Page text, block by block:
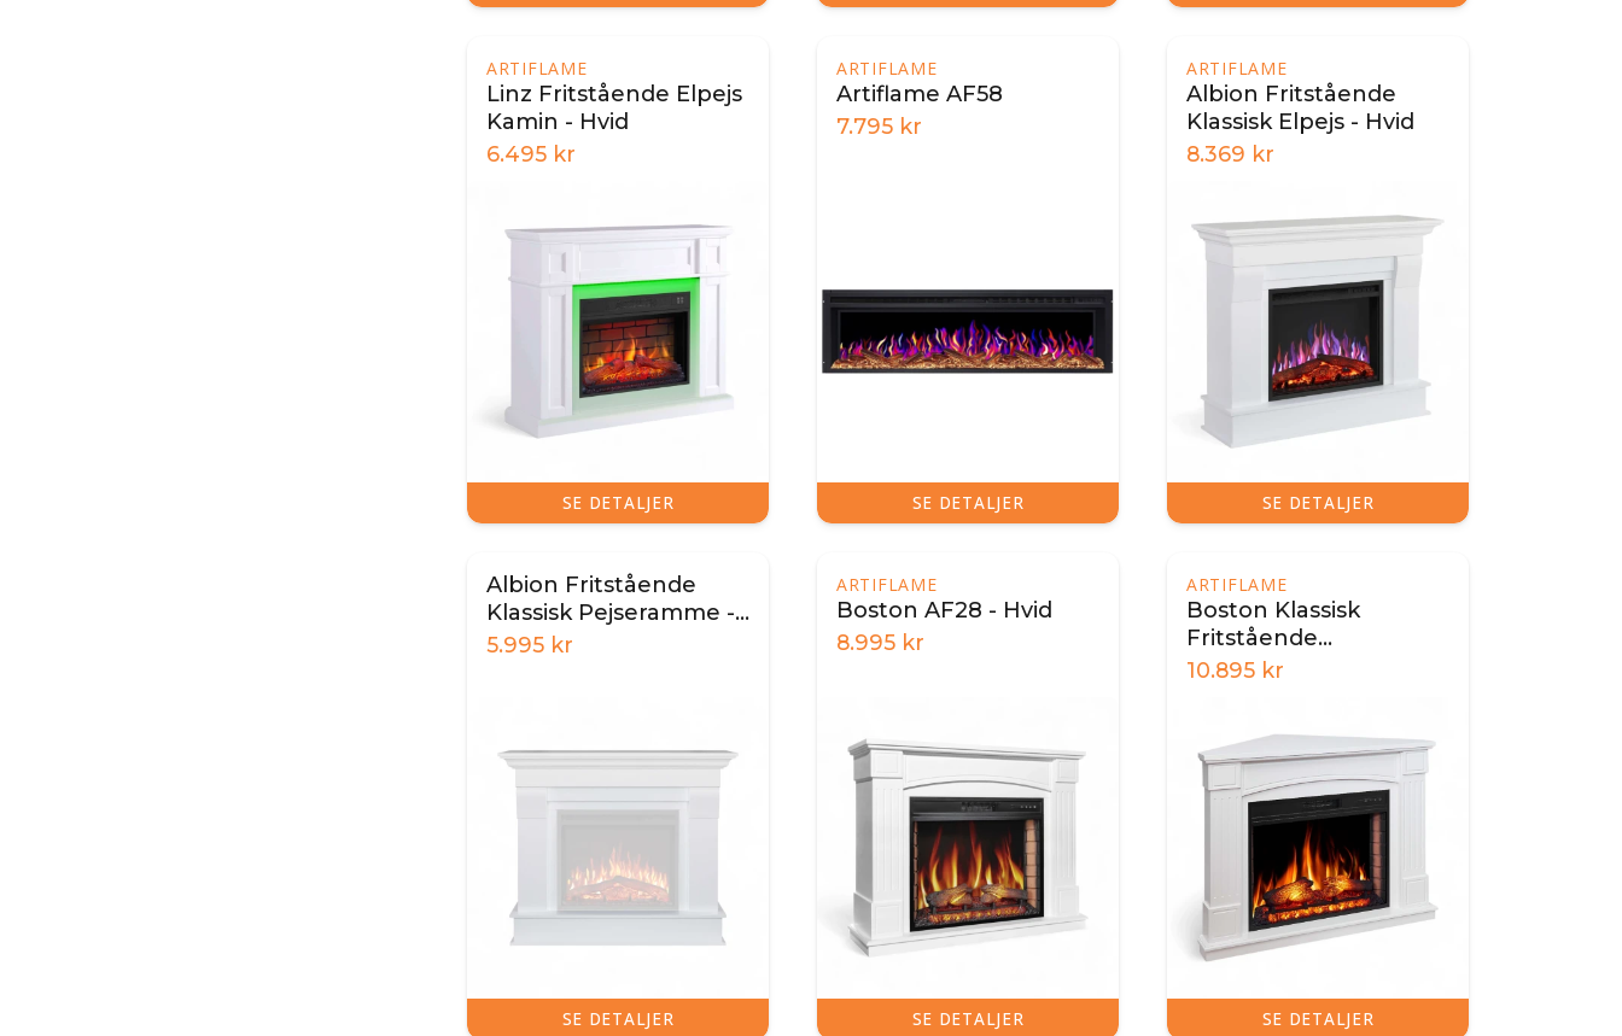
ARTIFLAME
Linz Fritstående Elpejs
Kamin - Hvid
6.495 kr
SE DETALJER
ARTIFLAME
Artiflame AF58
7.795 kr
SE DETALJER
ARTIFLAME
Albion Fritstående
Klassisk Elpejs - Hvid
8.369 kr
SE DETALJER
Albion Fritstående
Klassisk Pejseramme -
Hvid
5.995 kr
SE DETALJER
ARTIFLAME
Boston AF28 - Hvid
8.995 kr
SE DETALJER
ARTIFLAME
Boston Klassisk
Fritstående
Hjørneelpejs - Hvid
10.895 kr
SE DETALJER